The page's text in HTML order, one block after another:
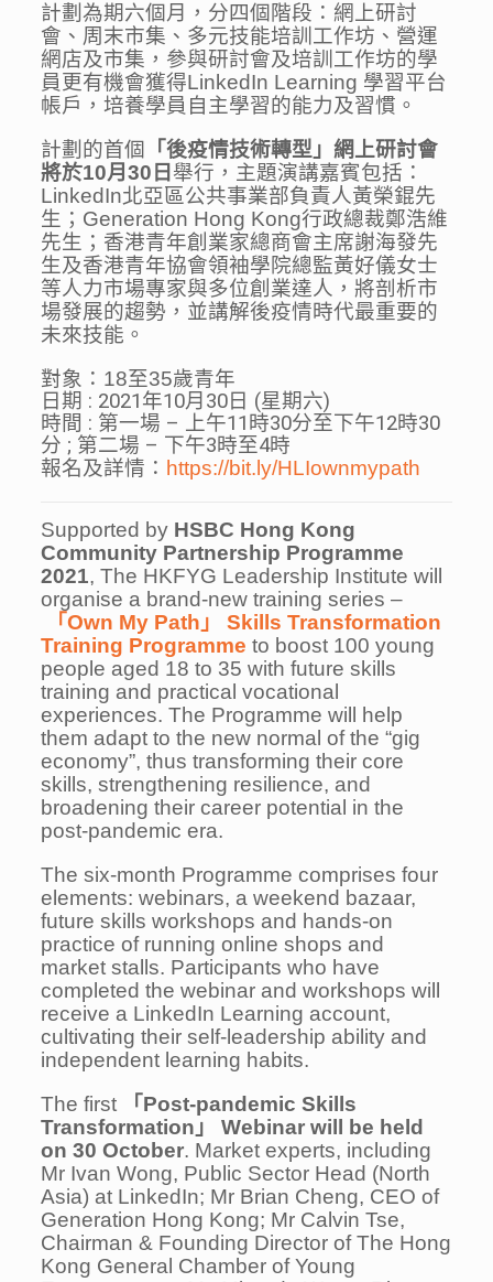
計劃為期六個月，分四個階段：網上研討
會、周末市集、多元技能培訓工作坊、營運
網店及市集，參與研討會及培訓工作坊的學
員更有機會獲得LinkedIn Learning 學習平台
帳戶，培養學員自主學習的能力及習慣。
計劃的首個
「後疫情技術轉型」網上研討會
將於10月30日 舉行，主題演講嘉賓包括：
LinkedIn北亞區公共事業部負責人黃榮錕先
生；Generation Hong Kong行政總裁鄭浩維
先生；香港青年創業家總商會主席謝海發先
生及香港青年協會領袖學院總監黃好儀女士
等人力市場專家與多位創業達人，將剖析市
場發展的趨勢，並講解後疫情時代最重要的
未來技能。
對象：18至35歲青年
日期 : 2021年10月30日 (星期六)
時間 : 第一場 – 上午11時30分至下午12時30
分 ; 第二場 – 下午3時至4時
報名及詳情： https://bit.ly/HLIownmypath
Supported by HSBC Hong Kong
Community Partnership Programme
2021, The HKFYG Leadership Institute will
organise a brand-new training series –
「Own My Path」 Skills Transformation
Training Programme to boost 100 young
people aged 18 to 35 with future skills
training and practical vocational
experiences. The Programme will help
them adapt to the new normal of the “gig
economy”, thus transforming their core
skills, strengthening resilience, and
broadening their career potential in the
post-pandemic era.
The six-month Programme comprises four
elements: webinars, a weekend bazaar,
future skills workshops and hands-on
practice of running online shops and
market stalls. Participants who have
completed the webinar and workshops will
receive a LinkedIn Learning account,
cultivating their self-leadership ability and
independent learning habits.
The first 「Post-pandemic Skills
Transformation」 Webinar will be held
on 30 October. Market experts, including
Mr Ivan Wong, Public Sector Head (North
Asia) at LinkedIn; Mr Brian Cheng, CEO of
Generation Hong Kong; Mr Calvin Tse,
Chairman & Founding Director of The Hong
Kong General Chamber of Young